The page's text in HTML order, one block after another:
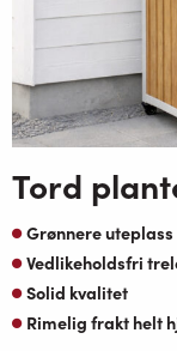
Grønnere uteplass
Vedlikeholdsfri
Solid kvalitet
Rimelig frakt helt